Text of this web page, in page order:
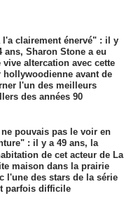
l'a clairement énervé" : il y
ans, Sharon Stone a eu
vive altercation avec cette
hollywoodienne avant de
l'un des meilleurs
des années 90
pouvais pas le voir en
: il y a 49 ans, la
de cet acteur de La
maison dans la prairie
l'une des stars de la série
parfois difficile